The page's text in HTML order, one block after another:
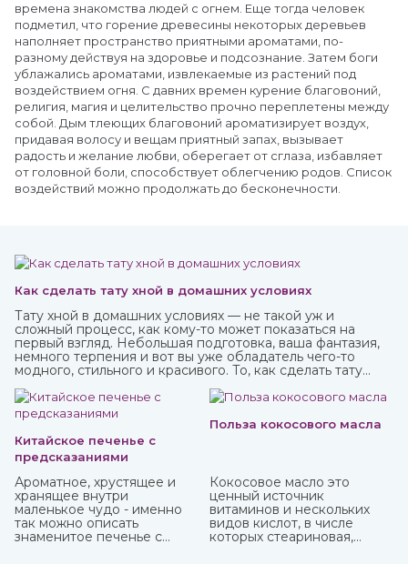
времена знакомства людей с огнем. Еще тогда человек
подметил, что горение древесины некоторых деревьев
наполняет пространство приятными ароматами, по-
разному действуя на здоровье и подсознание. Затем боги
ублажались ароматами, извлекаемые из растений под
воздействием огня. С давних времен курение благовоний,
религия, магия и целительство прочно переплетены между
собой. Дым тлеющих благовоний ароматизирует воздух,
придавая волосу и вещам приятный запах, вызывает
радость и желание любви, оберегает от сглаза, избавляет
от головной боли, способствует облегчению родов. Список
воздействий можно продолжать до бесконечности.
Как сделать тату хной в домашних условиях
Тату хной в домашних условиях — не такой уж и
сложный процесс, как кому-то может показаться на
первый взгляд. Небольшая подготовка, ваша фантазия,
немного терпения и вот вы уже обладатель чего-то
модного, стильного и красивого. То, как сделать тату
Китайское печенье с
предсказаниями
Ароматное, хрустящее и
хранящее внутри
маленькое чудо - именно
так можно описать
знаменитое печенье с
Польза кокосового масла
Кокосовое масло это
ценный источник
витаминов и нескольких
видов кислот, в числе
которых стеариновая,